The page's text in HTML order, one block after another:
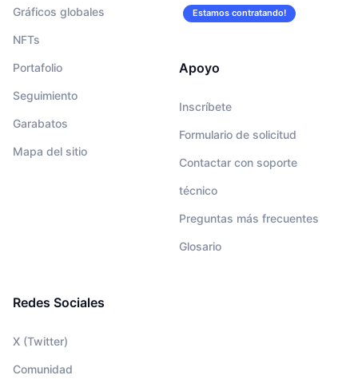
Gráficos globales
NFTs
Portafolio
Seguimiento
Garabatos
Mapa del sitio
Estamos contratando!
Apoyo
Inscríbete
Formulario de solicitud
Contactar con soporte
técnico
Preguntas más frecuentes
Glosario
Redes Sociales
X (Twitter)
Comunidad